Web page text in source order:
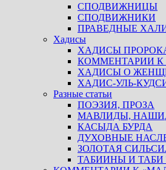
СПОДВИЖНИЦЫ
СПОДВИЖНИКИ
ПРАВЕДНЫЕ
Хадисы
ХАДИСЫ
КОММЕНТАРИИ
ХАДИСЫ О
ХАДИС-УЛЬ-
Разные статьи
ПОЭЗИЯ, ПРОЗА
МАВЛИДЫ,
КАСЫДА БУРДА
ДУХОВНЫЕ
ЗОЛОТАЯ
ТАБИИНЫ И